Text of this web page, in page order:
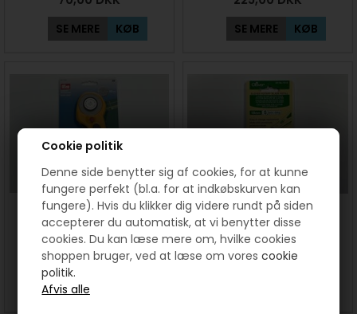
Cookie politik
Denne side benytter sig af cookies, for at kunne
fungere perfekt (bl.a. for at indkøbskurven kan
fungere). Hvis du klikker dig videre rundt på siden
accepterer du automatisk, at vi benytter disse
cookies. Du kan læse mere om, hvilke cookies
shoppen bruger, ved at læse om vorescookie
politik.
SE MERE KØB SE MERE KØB
Rotary rulleskærer med 45
mm blad fra Prym
250,00DKK
SE MERE
Blade til 18 mm
cirkel/rulleskærer Clover (5
stk)
160,00 130,00